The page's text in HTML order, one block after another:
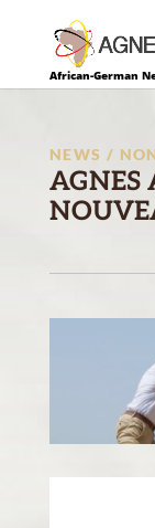
African-German
NEWS /
AGNES